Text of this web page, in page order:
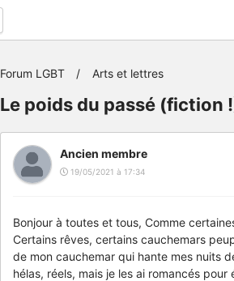
Forum LGBT Arts et lettres
Le poids du passé (fiction
Ancien membre
19/05/2021 à 17:34
Bonjour à toutes et tous, Comme
Certains rêves, certains cauchemars
de mon cauchemar qui hante mes nuits
hélas, réels, mais je les ai romancés